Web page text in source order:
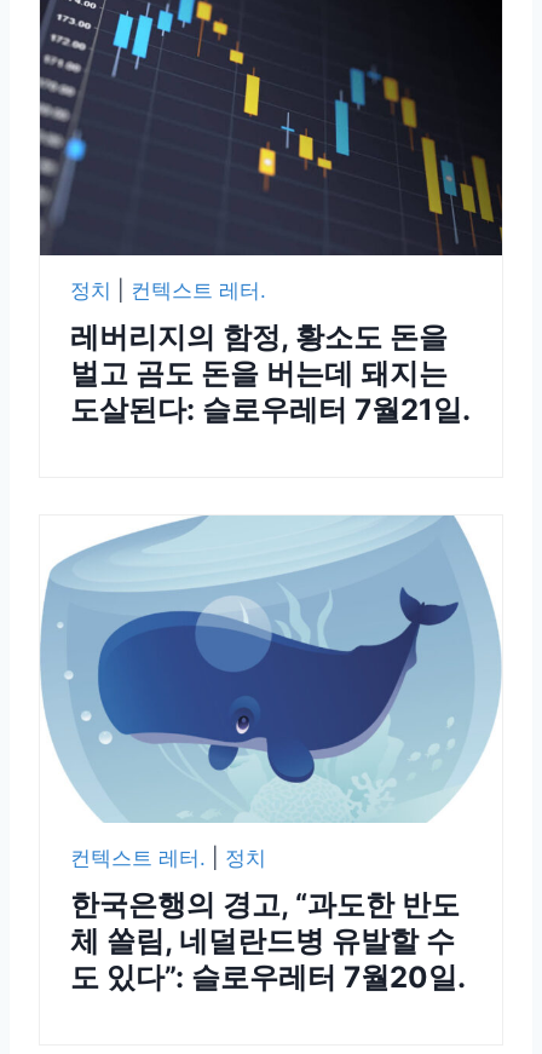
정치 컨텍스트 레터.
레버리지의 함정, 황소도 돈을
벌고 곰도 돈을 버는데 돼지는
도살된다: 슬로우레터 7월21일.
컨텍스트 레터. 정치
한국은행의 경고, “과도한 반도
체 쏠림, 네덜란드병 유발할 수
도 있다”: 슬로우레터 7월20일.